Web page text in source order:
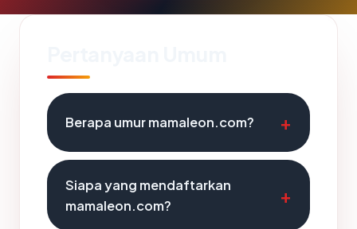
Berapa umur mamaleon.com?
Siapa yang mendaftarkan
mamaleon.com?